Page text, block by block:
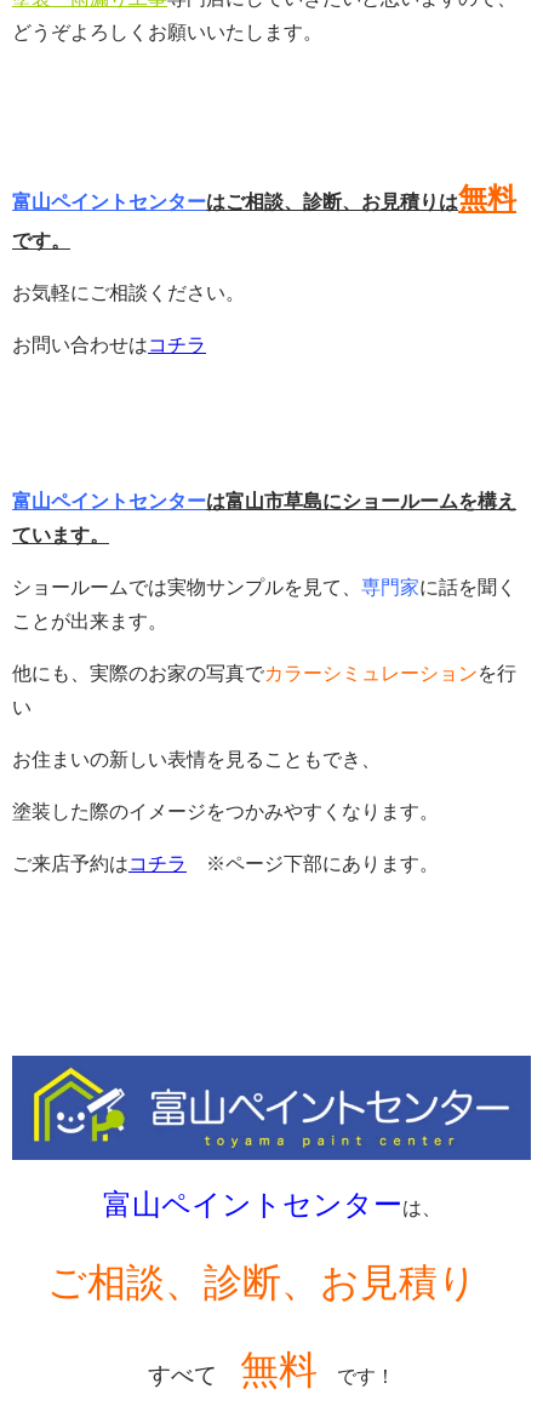
どうぞよろしくお願いいたします。
富山ペイントセンターはご相談、診断、お見積りは無料
です。
お気軽にご相談ください。
お問い合わせはコチラ
富山ペイントセンターは富山市草島にショールームを構え
ています。
ショールームでは実物サンプルを見て、 専門家に話を聞く
ことが出来ます。
他にも、実際のお家の写真でカラーシミュレーションを行
い
お住まいの新しい表情を見ることもでき、
塗装した際のイメージをつかみやすくなります。
ご来店予約はコチラ ※ページ下部にあります。
富山ペイントセンターは、
ご相談、診断、お見積り
すべて 無料 です！